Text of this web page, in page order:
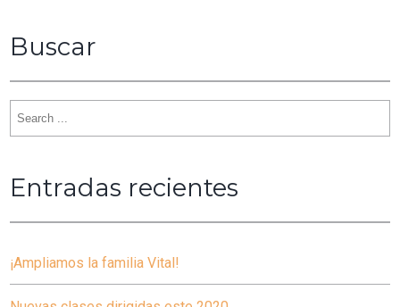
Buscar
Search
for:
Entradas recientes
¡Ampliamos la familia Vital!